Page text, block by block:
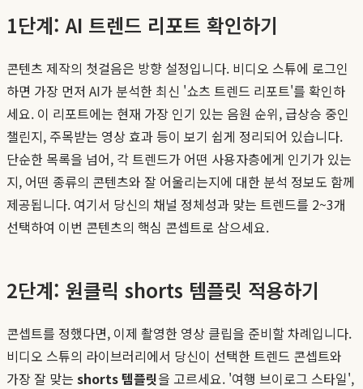
1단계: AI 트렌드 리포트 확인하기
콘텐츠 제작의 첫걸음은 방향 설정입니다. 비디오 스튜에 로그인
하면 가장 먼저 AI가 분석한 최신 '쇼츠 트렌드 리포트'를 확인하
세요. 이 리포트에는 현재 가장 인기 있는 음원 순위, 급상승 중인
챌린지, 주목받는 영상 효과 등이 보기 쉽게 정리되어 있습니다.
단순한 목록을 넘어, 각 트렌드가 어떤 사용자층에게 인기가 있는
지, 어떤 종류의 콘텐츠와 잘 어울리는지에 대한 분석 정보도 함께
제공됩니다. 여기서 당신의 채널 정체성과 맞는 트렌드를 2~3개
선택하여 이번 콘텐츠의 핵심 콘셉트로 삼으세요.
2단계: 원클릭 shorts 템플릿 적용하기
콘셉트를 정했다면, 이제 촬영한 영상 클립을 준비할 차례입니다.
비디오 스튜의 라이브러리에서 당신이 선택한 트렌드 콘셉트와
가장 잘 맞는 shorts 템플릿을 고르세요. '여행 브이로그 스타일',